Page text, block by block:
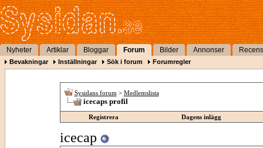
Nyheter Artiklar Bloggar Forum Bilder Annonser
Bevakningar Inställningar Sök i forum Forumregler
Sysidans forum > Medlemslista
icecaps profil
Registrera Dagens inlägg
icecap